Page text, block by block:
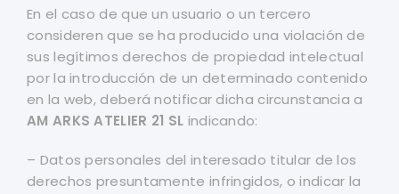
En el caso de que un usuario o un tercero
consideren que se ha producido una violación de
sus legítimos derechos de propiedad intelectual
por la introducción de un determinado contenido
en la web, deberá notificar dicha circunstancia a
AM ARKS ATELIER 21 SL indicando:
– Datos personales del interesado titular de los
derechos presuntamente infringidos, o indicar la